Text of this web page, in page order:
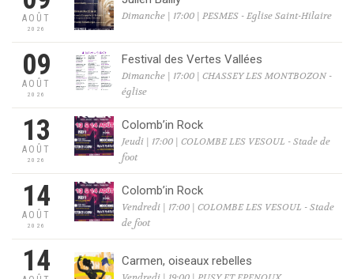
AOÛT
2026
Dimanche | 17:00 | PESMES - Eglise Saint-Hilaire
09
AOÛT
2026
Festival des Vertes Vallées
Dimanche | 17:00 | CHASSEY LES MONTBOZON -
église
13
AOÛT
2026
Colomb’in Rock
Jeudi | 17:00 | COLOMBE LES VESOUL - Stade de
foot
14
AOÛT
2026
Colomb’in Rock
Vendredi | 17:00 | COLOMBE LES VESOUL - Stade
de foot
14 Carmen, oiseaux rebelles